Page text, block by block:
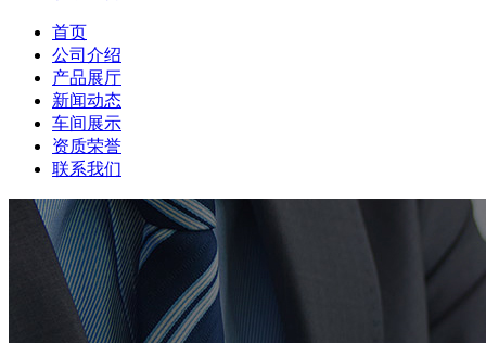
首页
公司介绍
产品展厅
新闻动态
车间展示
资质荣誉
联系我们